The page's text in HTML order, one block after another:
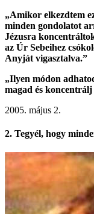
„Amikor elkezdtem
minden gondolatot
Jézusra
az Úr Sebeihez
Anyját vigasztalva.”
„Ilyen módon
magad és
2005. május 2.
2. Tegyél, hogy